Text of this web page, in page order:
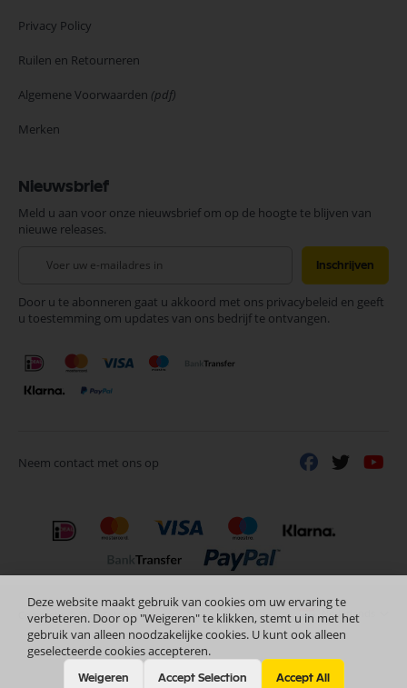
Privacy Policy
Ruilen en Retourneren
Algemene Voorwaarden (pdf)
Merken
Nieuwsbrief
Meld u aan voor onze nieuwsbrief om op de hoogte te blijven van
nieuwe releases.
onze
nieuwsbrief
Inschrijven
Door u te abonneren gaat u akkoord met ons privacybeleid en geeft
u toestemming om updates van ons bedrijf te ontvangen.
Neem contact met ons op
Deze website maakt gebruik van cookies om uw ervaring te
verbeteren. Door op "Weigeren" te klikken, stemt u in met het
gebruik van alleen noodzakelijke cookies. U kunt ook alleen
geselecteerde cookies accepteren.
Weigeren Accept Selection Accept All
Copyright © 2024 Selectra Hengelo Nederlands